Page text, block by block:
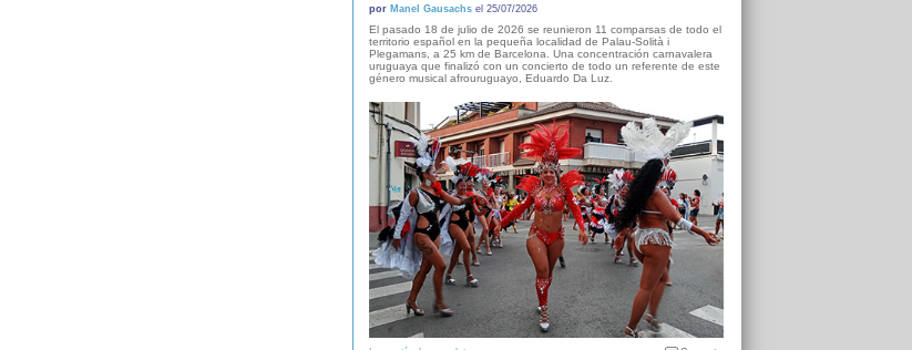
por Manel Gausachsel 25/07/2026
El pasado 18 de julio de 2026 se reunieron 11 comparsas de todo el
territorio español en la pequeña localidad de Palau-Solità i
Plegamans, a 25 km de Barcelona. Una concentración carnavalera
uruguaya que finalizó con un concierto de todo un referente de este
género musical afrouruguayo, Eduardo Da Luz.